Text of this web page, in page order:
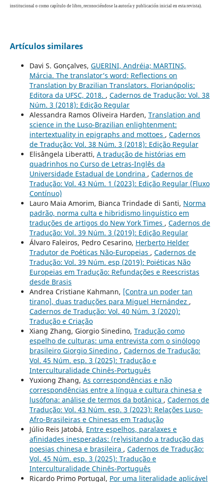
institucional o como capítulo de libro, reconociéndose la autoría y publicación inicial en esta revista).
Artículos similares
Davi S. Gonçalves, GUERINI, Andréia; MARTINS,
Márcia. The translator’s word: Reflections on
Translation by Brazilian Translators. Florianópolis:
Editora da UFSC, 2018. , Cadernos de Tradução: Vol. 38
Núm. 3 (2018): Edição Regular
Alessandra Ramos Oliveira Harden, Translation and
science in the Luso-Brazilian enlightenment:
intertextuality in epigraphs and mottoes , Cadernos
de Tradução: Vol. 38 Núm. 3 (2018): Edição Regular
Elisângela Liberatti, A tradução de histórias em
quadrinhos no Curso de Letras-Inglês da
Universidade Estadual de Londrina , Cadernos de
Tradução: Vol. 43 Núm. 1 (2023): Edição Regular (Fluxo
Contínuo)
Lauro Maia Amorim, Bianca Trindade di Santi, Norma
padrão, norma culta e hibridismo linguístico em
traduções de artigos do New York Times , Cadernos de
Tradução: Vol. 39 Núm. 3 (2019): Edição Regular
Álvaro Faleiros, Pedro Cesarino, Herberto Helder
Tradutor de Poéticas Não-Europeias , Cadernos de
Tradução: Vol. 39 Núm. esp (2019): Poiéticas Não
Europeias em Tradução: Refundações e Reescristas
desde Brasis
Andrea Cristiane Kahmann, [Contra un poder tan
tirano], duas traduções para Miguel Hernández ,
Cadernos de Tradução: Vol. 40 Núm. 3 (2020):
Tradução e Criação
Xiang Zhang, Giorgio Sinedino, Tradução como
espelho de culturas: uma entrevista com o sinólogo
brasileiro Giorgio Sinedino , Cadernos de Tradução:
Vol. 45 Núm. esp. 3 (2025): Tradução e
Interculturalidade Chinês-Português
Yuxiong Zhang, As correspondências e não
correspondências entre a língua e cultura chinesa e
lusófona: análise de termos da botânica , Cadernos de
Tradução: Vol. 43 Núm. esp. 3 (2023): Relações Luso-
Afro-Brasileiras e Chinesas em Tradução
Júlio Reis Jatobá, Entre espelhos, paralaxes e
afinidades inesperadas: (re)visitando a tradução das
poesias chinesa e brasileira , Cadernos de Tradução:
Vol. 45 Núm. esp. 3 (2025): Tradução e
Interculturalidade Chinês-Português
Ricardo Primo Portugal, Por uma literalidade aplicável